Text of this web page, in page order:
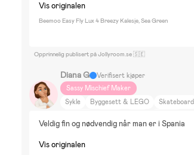
Joolz day 2, beemoo easy fly2
Vis originalen
Beemoo Easy Fly Lux 4 Breezy Kalesje, Sea Green
Opprinnelig publisert på Jollyroom.se 🇸🇪
Diana G
Verifisert kjøper
Sassy Mischief Maker
Sykle
Byggesett & LEGO Skateboard
Veldig fin og nødvendig når man er i Spania
Vis originalen